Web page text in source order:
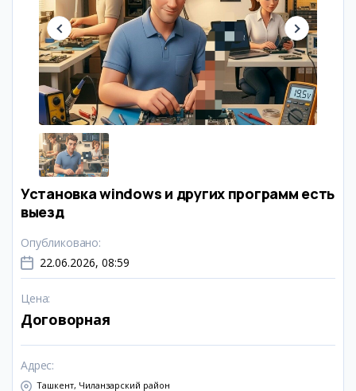
Установка windows и других программ есть
выезд
Опубликовано:
22.06.2026, 08:59
Цена:
Договорная
Адрес:
Ташкент, Чиланзарский район